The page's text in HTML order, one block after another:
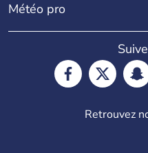
Météo pro
Retrouvez